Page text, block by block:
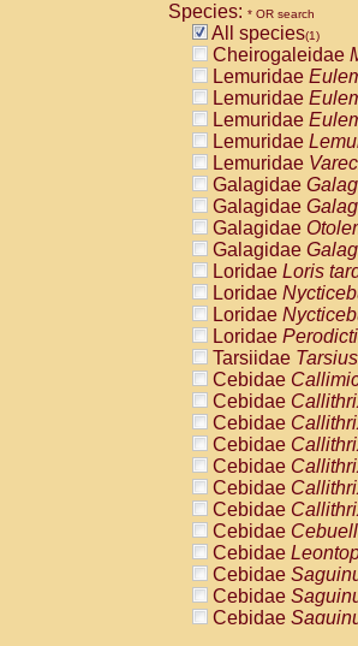
Species: * OR search
All species(1)
Cheirogaleidae
Lemuridae
Lemuridae
Lemuridae
Lemuridae
Lemuridae
Galagidae
Galagidae
Galagidae
Galagidae
Loridae Loris
Loridae
Loridae
Loridae
Tarsiidae
Cebidae
Cebidae
Cebidae
Cebidae
Cebidae
Cebidae
Cebidae
Cebidae
Cebidae
Cebidae
Cebidae
Cebidae